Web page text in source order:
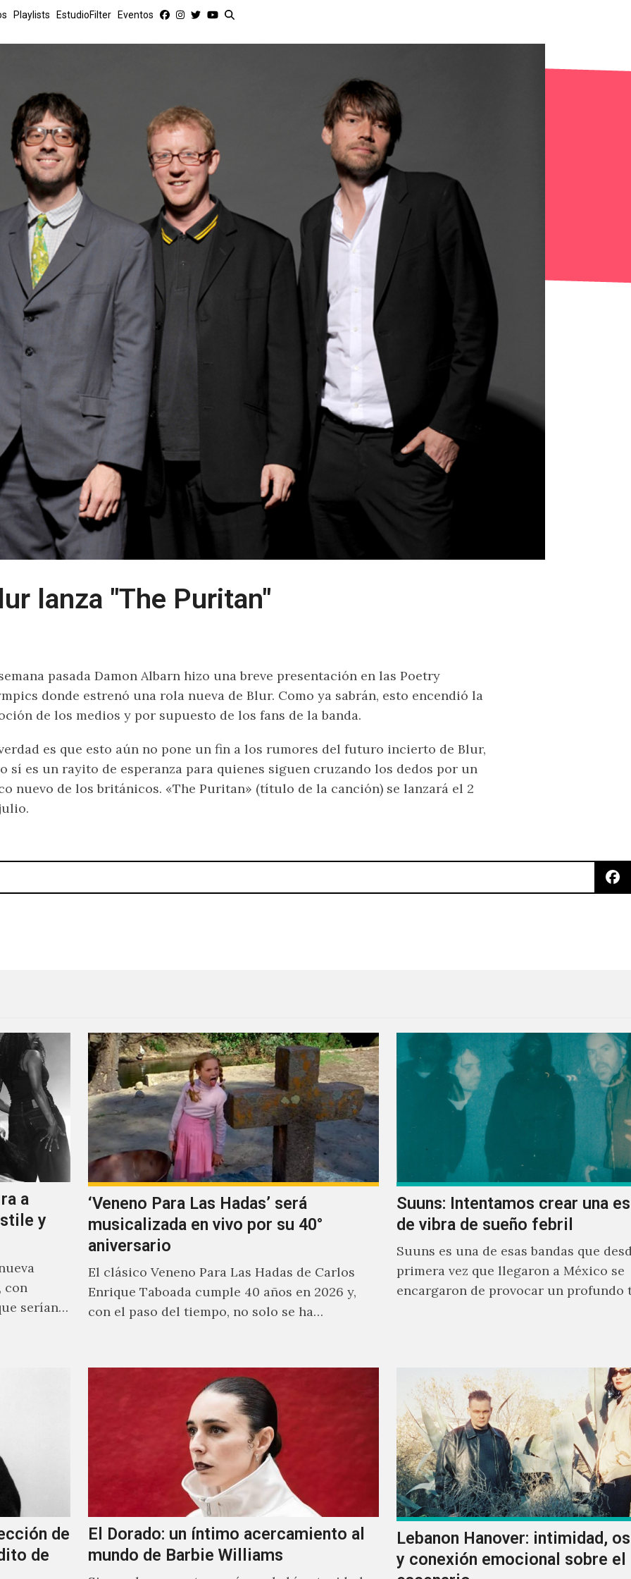
Playlists EstudioFilter Eventos
lanza "The Puritan"
pasada Damon Albarn hizo una breve presentación en las Poetry
donde estrenó una rola nueva de Blur. Como ya sabrán, esto encendió la
de los medios y por supuesto de los fans de la banda.
es que esto aún no pone un fin a los rumores del futuro incierto de Blur,
sí es un rayito de esperanza para quienes siguen cruzando los dedos por un
nuevo de los británicos. «The Puritan» (título de la canción) se lanzará el 2
a
y
con
serían
‘Veneno Para Las Hadas’ será
musicalizada en vivo por su 40°
aniversario
El clásico Veneno Para Las Hadas de Carlos
Enrique Taboada cumple 40 años en 2026 y,
con el paso del tiempo, no solo se ha…
Suuns: Intentamos crear una
de vibra de sueño febril
Suuns es una de esas bandas que
primera vez que llegaron a México se
encargaron de provocar un profundo
de
de
El Dorado: un íntimo acercamiento al
mundo de Barbie Williams
Lebanon Hanover: intimidad,
y conexión emocional sobre el